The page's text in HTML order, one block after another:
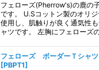
フェローズ(Pherrow's)の鹿の
です。 U.Sコットン製のオリ
使用し、肌触りが良く通気性
ャツです。 左胸にフェローズ
フェローズ ボーダーＴシャ
[PBPT1]